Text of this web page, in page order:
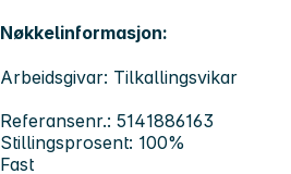
Nøkkelinformasjon:
Arbeidsgivar: Tilkallingsvikar
Referansenr.: 5141886163
Stillingsprosent: 100%
Fast